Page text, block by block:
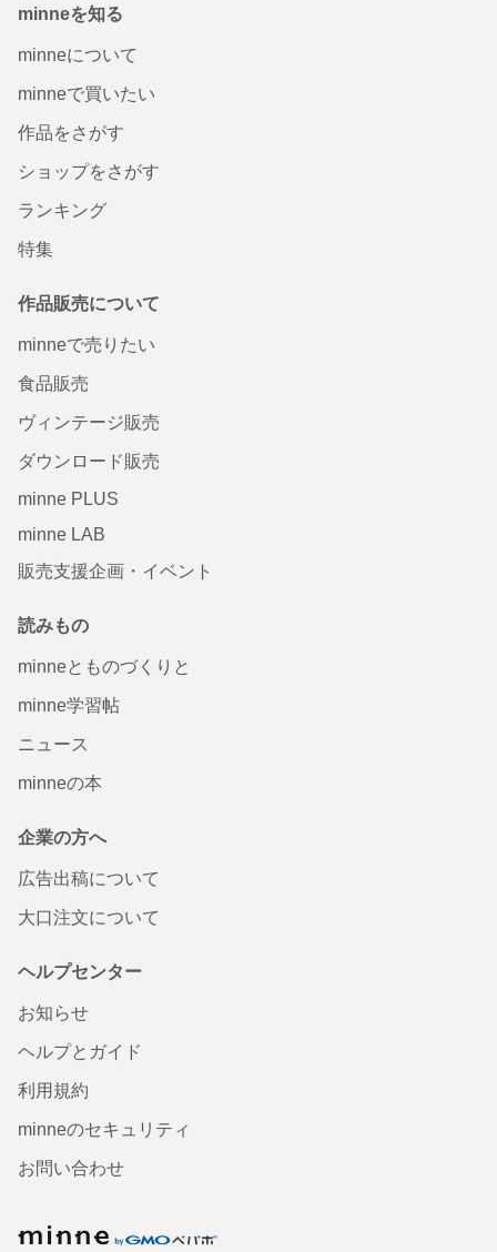
minneを知る
minneについて
minneで買いたい
作品をさがす
ショップをさがす
ランキング
特集
作品販売について
minneで売りたい
食品販売
ヴィンテージ販売
ダウンロード販売
minne PLUS
minne LAB
販売支援企画・イベント
読みもの
minneとものづくりと
minne学習帖
ニュース
minneの本
企業の方へ
広告出稿について
大口注文について
ヘルプセンター
お知らせ
ヘルプとガイド
利用規約
minneのセキュリティ
お問い合わせ